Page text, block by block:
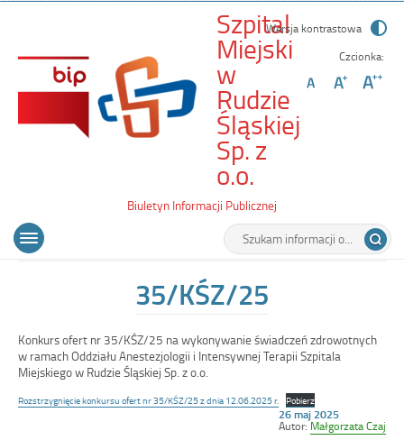
Szpital
Miejski
w
Rudzie
Śląskiej
Sp. z
o.o.
35/KŚZ/25
Biuletyn Informacji Publicznej
Wersja kontrastowa
Czcionka:
Wyszukiwarka
Tutaj
wpisz
Menu
główne
Otwórz
35/KŚZ/25
Konkurs ofert nr 35/KŚZ/25 na wykonywanie świadczeń zdrowotnych
w ramach Oddziału Anestezjologii i Intensywnej Terapii Szpitala
Miejskiego w Rudzie Śląskiej Sp. z o.o.
Rozstrzygnięcie konkursu ofert nr 35/KŚZ/25 z dnia 12.06.2025 r. Pobierz
Opublikowano
w
26 maj 2025
Autor:Małgorzata Czaj